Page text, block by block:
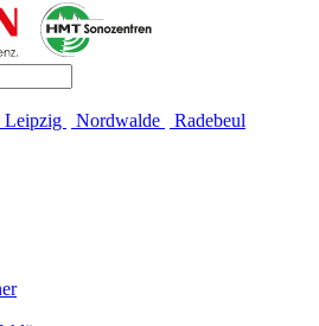
Leipzig Nordwalde Radebeul